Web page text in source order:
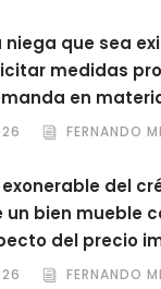
niega que sea
medidas
en
FERNANDO
del
un bien mueble
del precio
FERNANDO